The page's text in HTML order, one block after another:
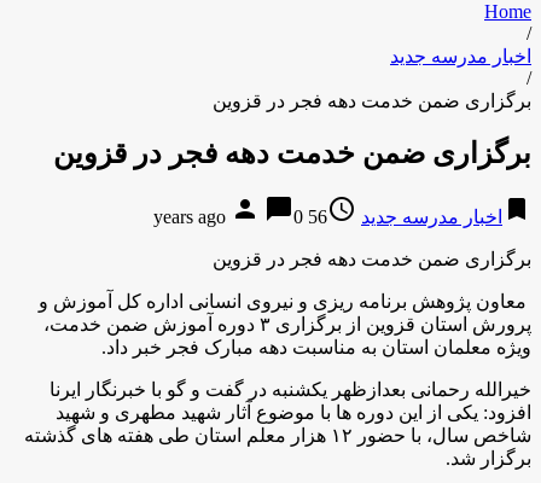
Home
/
اخبار مدرسه جدید
/
برگزاری ضمن خدمت دهه فجر در قزوین
برگزاری ضمن خدمت دهه فجر در قزوین
bookmark اخبار مدرسه جدید access_time
56 years ago
person chat_bubble0
برگزاری ضمن خدمت دهه فجر در قزوین
معاون پژوهش برنامه ریزی و نیروی انسانی اداره کل آموزش و
پرورش استان قزوین از برگزاری ۳ دوره آموزش ضمن خدمت،
ویژه معلمان استان به مناسبت دهه مبارک فجر خبر داد.
خیرالله رحمانی بعدازظهر یکشنبه در گفت و گو با خبرنگار ایرنا
افزود: یکی از این دوره ها با موضوع آثار شهید مطهری و شهید
شاخص سال، با حضور ۱۲ هزار معلم استان طی هفته های گذشته
برگزار شد.